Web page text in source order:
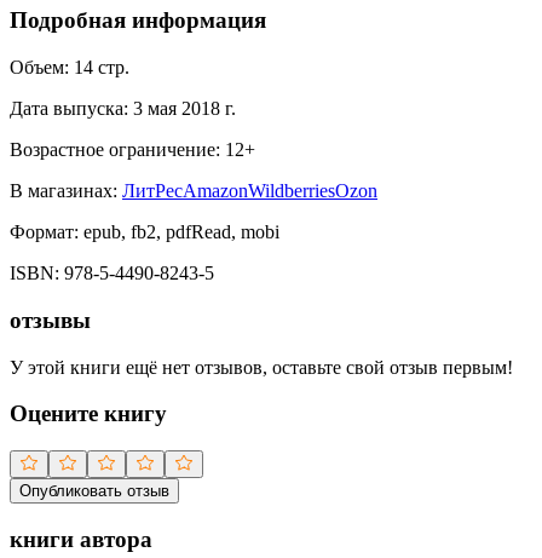
Подробная информация
Объем: 14 стр.
Дата выпуска: 3 мая 2018 г.
Возрастное ограничение: 12+
В магазинах: ЛитРесAmazonWildberriesOzon
Формат: epub, fb2, pdfRead, mobi
ISBN: 978-5-4490-8243-5
отзывы
У этой книги ещё нет отзывов, оставьте свой отзыв первым!
Оцените книгу
Опубликовать отзыв
книги автора